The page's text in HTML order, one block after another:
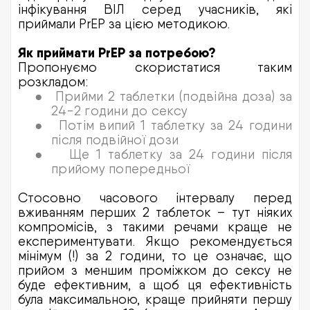
інфікування ВІЛ серед учасників, які
приймали PrEP за цією методикою.
Як приймати PrEP за потребою?
Пропонуємо скористатися таким
розкладом:
●
Прийми 2 таблетки (подвійна доза) за
24-2 години до сексу
●
Потім випий 1 таблетку за 24 години
після подвійної дози
●
Ще 1 таблетку за 24 години після
прийому попередньої
Стосовно часового інтервалу перед
вживанням перших 2 таблеток – тут ніяких
компромісів, з такими речами краще не
експериментувати. Якщо рекомендується
мінімум (!) за 2 години, то це означає, що
прийом з меншим проміжком до сексу не
буде ефективним, а щоб ця ефективність
була максимальною, краще прийняти першу